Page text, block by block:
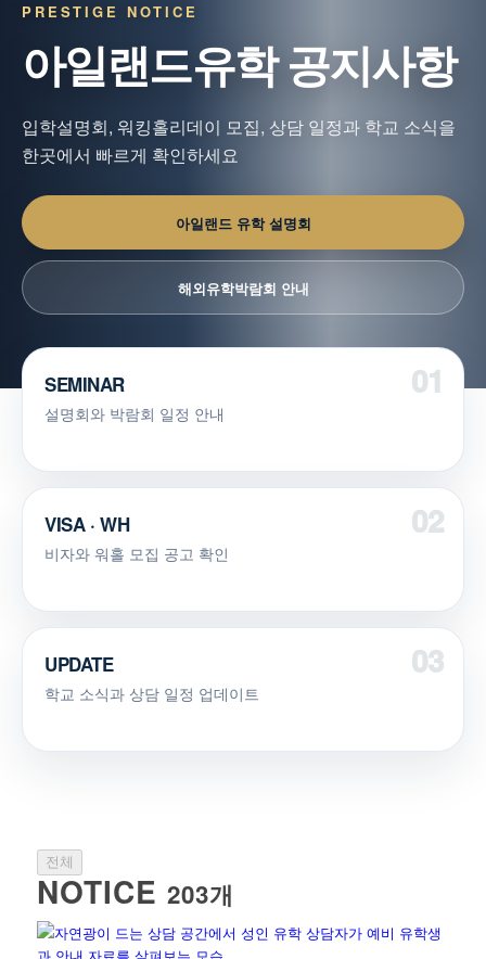
PRESTIGE NOTICE
아일랜드유학 공지사항
입학설명회, 워킹홀리데이 모집, 상담 일정과 학교 소식을
한곳에서 빠르게 확인하세요
아일랜드 유학 설명회
해외유학박람회 안내
SEMINAR
설명회와 박람회 일정 안내
VISA · WH
비자와 워홀 모집 공고 확인
UPDATE
학교 소식과 상담 일정 업데이트
전체
NOTICE 203개